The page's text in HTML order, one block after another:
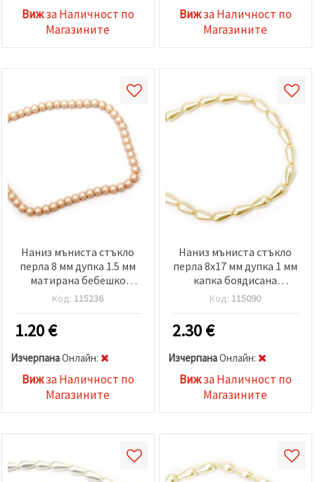
Вижза Наличност по
Магазините
Вижза Наличност по
Магазините
Наниз мъниста стъкло
перла 8 мм дупка 1.5 мм
матирана бебешко
розова ~80 см ~106 броя
Код: 115236
1.20€
ИзчерпанаOнлайн:
Вижза Наличност по
Магазините
Наниз мъниста стъкло
перла 8x17 мм дупка 1 мм
капка боядисана
кремава ± 24 броя
Код: 115090
2.30€
ИзчерпанаOнлайн:
Вижза Наличност по
Магазините